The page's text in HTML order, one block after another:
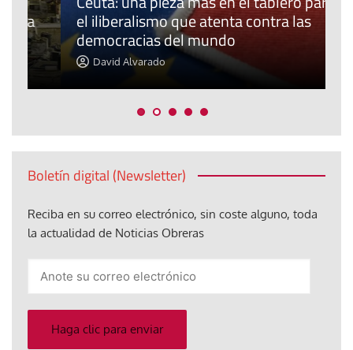
el iliberalismo que atenta contra las
democracias del mundo
David Alvarado
Boletín digital (Newsletter)
Reciba en su correo electrónico, sin coste alguno, toda
la actualidad de Noticias Obreras
electrónico
Haga clic para enviar